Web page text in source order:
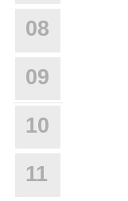
08
09
10
11